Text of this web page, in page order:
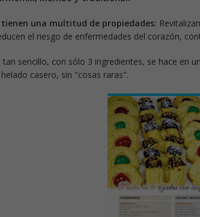
tienen una multitud de propiedades:
el riesgo de enfermedades del corazón,
tan sencillo, con sólo 3 ingredientes, se hace en
casero, sin "cosas raras".